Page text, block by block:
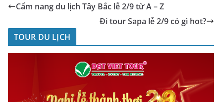
Cẩm nang du lịch Tây Bắc lễ 2/9 từ A – Z
Đi tour Sapa lễ 2/9 có gì hot?
TOUR DU LỊCH